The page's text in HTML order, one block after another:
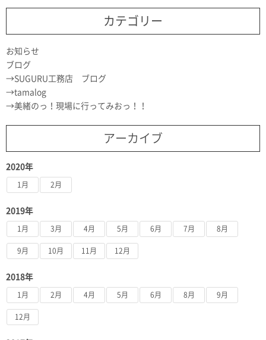
カテゴリー
お知らせ
ブログ
SUGURU工務店 ブログ
tamalog
美緒のっ！現場に行ってみおっ！！
アーカイブ
2020年
1月 2月
2019年
1月 3月 4月 5月 6月 7月 8月
9月 10月 11月 12月
2018年
1月 2月 4月 5月 6月 8月 9月
12月